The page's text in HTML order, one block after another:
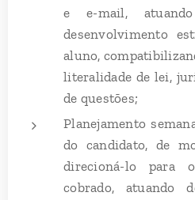
e e-mail,
desenvolvimento
aluno,
literalidade de lei,
de questões;
Planejamento
do candidato, de
direcioná-lo para
cobrado,